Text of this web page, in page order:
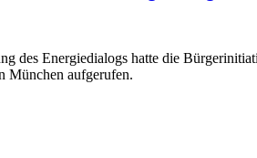
des Energiedialogs hatte die
München aufgerufen.